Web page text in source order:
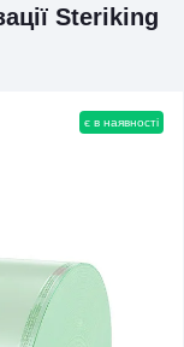
Steriking
є в наявності